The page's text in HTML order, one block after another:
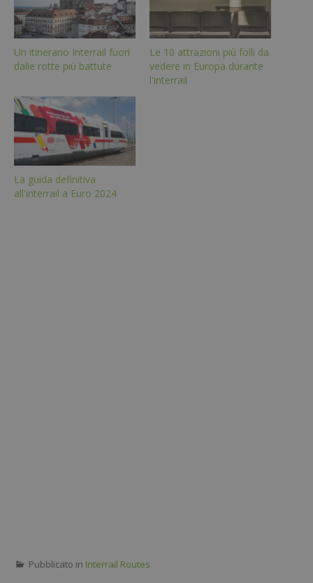
Un itinerario Interrail fuori
dalle rotte più battute
Le 10 attrazioni più folli da
vedere in Europa durante
l'interrail
La guida definitiva
all'interrail a Euro 2024
Pubblicato in Interrail Routes